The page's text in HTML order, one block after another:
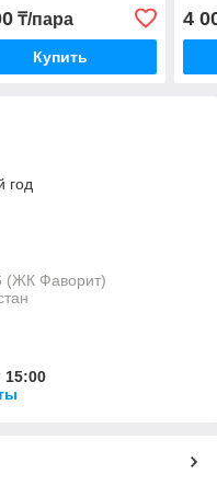
₸/пара
Купить
4
год
(ЖК Фаворит)
15:00